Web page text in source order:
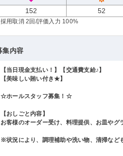
152 52
採用取消 2回 /評価入力 100%
集内容
【当日現金支払い！】【交通費支給♪】
【美味しい賄い付き★】
☆ホールスタッフ募集！☆
【おしごと内容】
お客様のオーダー受け、料理提供、お皿やグ
※状況により、調理補助や洗い物、清掃など